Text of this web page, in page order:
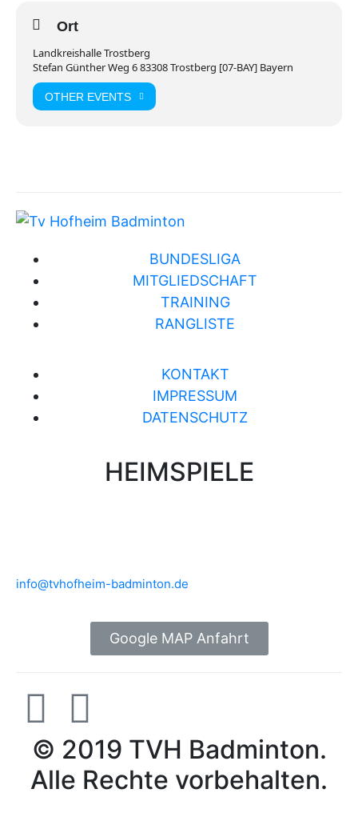
Ort
Landkreishalle Trostberg
Stefan Günther Weg 6 83308 Trostberg [07-BAY] Bayern
OTHER EVENTS
BUNDESLIGA
MITGLIEDSCHAFT
TRAINING
RANGLISTE
KONTAKT
IMPRESSUM
DATENSCHUTZ
HEIMSPIELE
info@tvhofheim-badminton.de
Google MAP Anfahrt
© 2019 TVH Badminton.
Alle Rechte vorbehalten.